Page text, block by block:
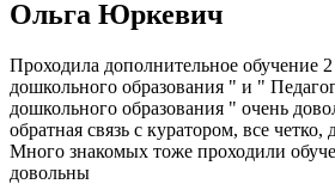
Ольга Юркевич
Проходила дополнительное обучение
дошкольного образования " и "
дошкольного образования " очень
обратная связь с куратором, все
Много знакомых тоже проходили
довольны